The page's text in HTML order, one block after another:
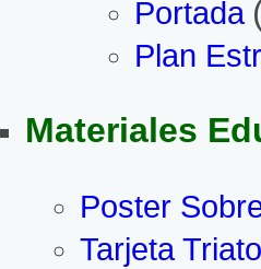
Portada
Plan
Materiales
Poster
Tarjeta